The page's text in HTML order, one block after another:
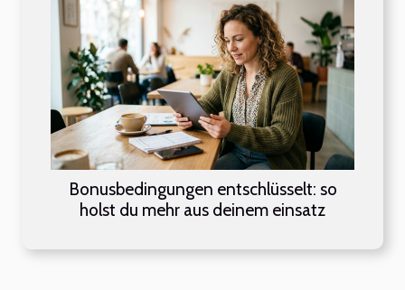
Bonusbedingungen entschlüsselt: so
holst du mehr aus deinem einsatz